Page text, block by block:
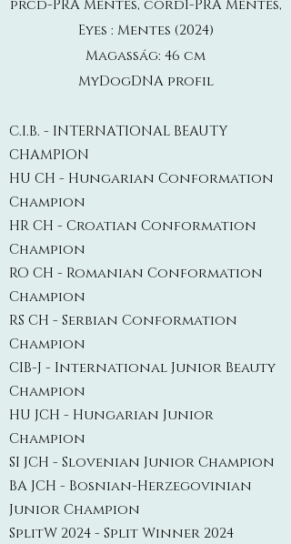
prcd-PRAMentes, cord1-PRAMentes,
Eyes : Mentes (2024)
Magasság: 46 cm
MyDogDNA profil
C.I.B. - INTERNATIONAL BEAUTY
CHAMPION
HU CH - Hungarian Conformation
Champion
HR CH - Croatian Conformation
Champion
RO CH - Romanian Conformation
Champion
RS CH - Serbian Conformation
Champion
CIB-J - International Junior Beauty
Champion
HU JCH - Hungarian Junior
Champion
SI JCH - Slovenian Junior Champion
BA JCH - Bosnian-Herzegovinian
Junior Champion
SplitW 2024 - Split Winner 2024